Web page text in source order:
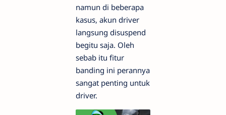
namun di beberapa
kasus, akun driver
langsung disuspend
begitu saja. Oleh
sebab itu fitur
banding ini perannya
sangat penting untuk
driver.